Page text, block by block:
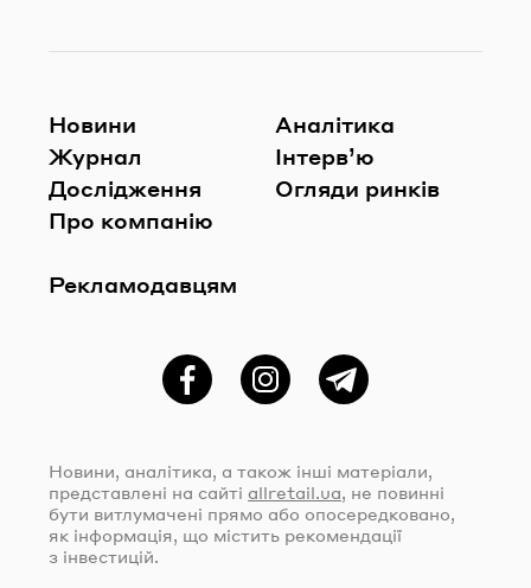
Новини
Журнал
Дослідження
Про компанію
Рекламодавцям
Аналітика
Інтерв’ю
Огляди ринків
ФейсбукInstagramTelegram
Новини, аналітика, а також інші матеріали,
представлені на сайті allretail.ua, не повинні
бути витлумачені прямо або опосередковано,
як інформація, що містить рекомендації
з інвестицій.